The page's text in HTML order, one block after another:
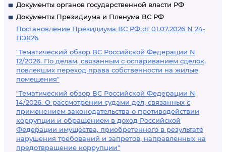
Документы органов государственной власти РФ
Документы Президиума и Пленума ВС РФ
Постановление Президиума ВС РФ от 01.07.2026 N 24-
ПЭК26
"Тематический обзор ВС Российской Федерации N
12/2026. По делам, связанным с оспариванием сделок,
повлекших переход права собственности на жилые
помещения"
"Тематический обзор ВС Российской Федерации N
14/2026. О рассмотрении судами дел, связанных с
применением законодательства о противодействии
коррупции и обращением в доход Российской
Федерации имущества, приобретенного в результате
нарушения требований и запретов, направленных на
предотвращение коррупции"